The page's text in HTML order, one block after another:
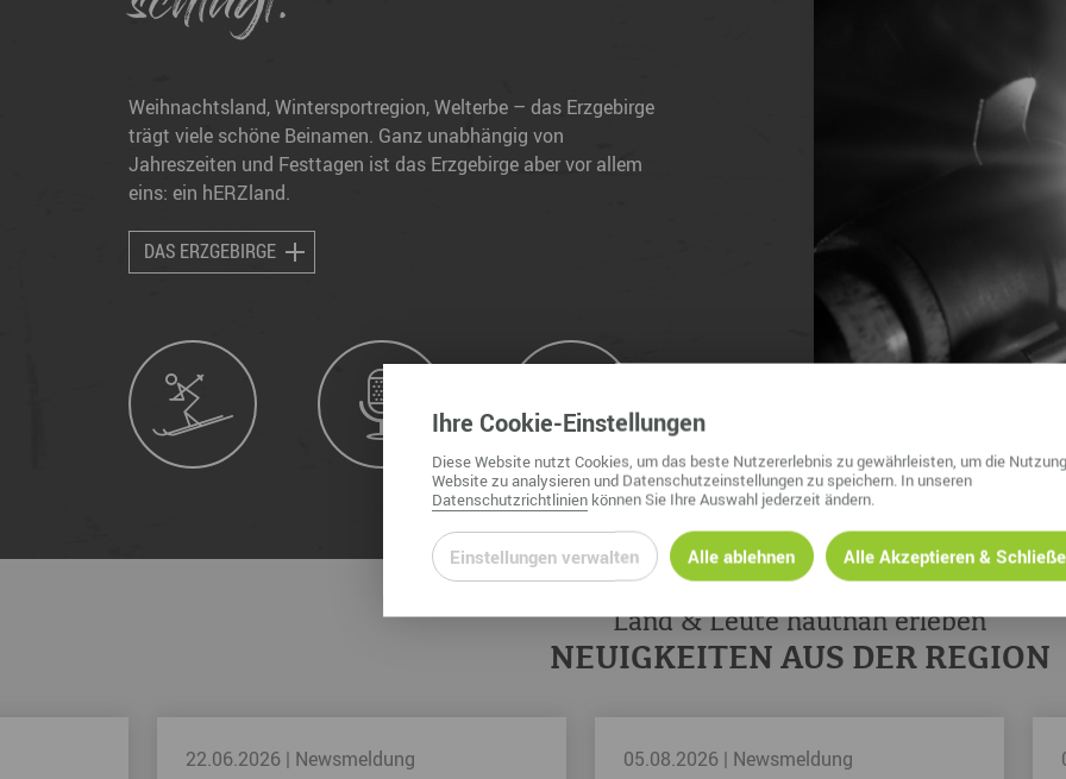
Weihnachtsland, Wintersportregion, Welterbe – das Erzgebirge
trägt viele schöne Beinamen. Ganz unabhängig von
Jahreszeiten und Festtagen ist das Erzgebirge aber vor allem
eins: ein hERZland.
DAS ERZGEBIRGE
Land & Leute hautnah erleben
NEUIGKEITEN AUS DER REGION
05.08.2026 | Newsmeldung 03.08.2026 | Newsmeldung
Ihre Cookie-Einstellungen
DieseWebsite nutzt Cookies, um das beste Nutzererlebnis zu gewährleisten, um die
Websitezu analysieren und Datenschutzeinstellungen zu speichern. In unseren
Datenschutzrichtlinien können Sie Ihre Auswahl jederzeit ändern.
Einstellungen verwalten Alle ablehnen Alle Akzeptieren &